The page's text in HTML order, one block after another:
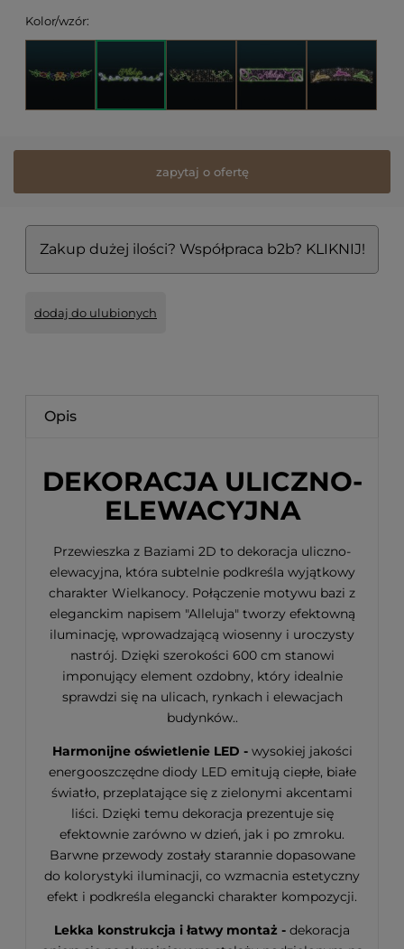
Kolor/wzór:
zapytaj o ofertę
Zakup dużej ilości? Współpraca b2b? KLIKNIJ!
dodaj do ulubionych
Opis
DEKORACJA ULICZNO-
ELEWACYJNA
Przewieszka z Baziami 2D to dekoracja uliczno-
elewacyjna, która subtelnie podkreśla wyjątkowy
charakter Wielkanocy. Połączenie motywu bazi z
eleganckim napisem "Alleluja" tworzy efektowną
iluminację, wprowadzającą wiosenny i uroczysty
nastrój. Dzięki szerokości 600 cm stanowi
imponujący element ozdobny, który idealnie
sprawdzi się na ulicach, rynkach i elewacjach
budynków..
Harmonijne oświetlenie LED - wysokiej jakości
energooszczędne diody LED emitują ciepłe, białe
światło, przeplatające się z zielonymi akcentami
liści. Dzięki temu dekoracja prezentuje się
efektownie zarówno w dzień, jak i po zmroku.
Barwne przewody zostały starannie dopasowane
do kolorystyki iluminacji, co wzmacnia estetyczny
efekt i podkreśla elegancki charakter kompozycji.
Lekka konstrukcja i łatwy montaż - dekoracja